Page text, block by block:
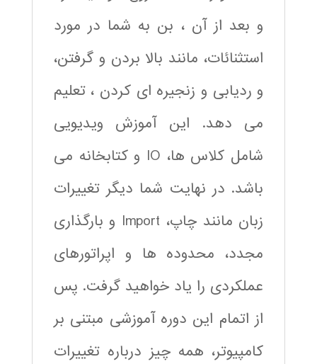
و بعد از آن ، بن به شما در مورد
استثنائات، مانند بالا بردن و گرفتن،
و ردیابی و زنجیره ای کردن ، تعلیم
می دهد. این آموزش ویدیویی
شامل کلاس ها، IO و کتابخانه می
باشد. در نهایت شما دیگر تغییرات
زبان مانند چاپ، Import و بارگذاری
مجدد، محدوده ها و اپراتورهای
عملکردی را یاد خواهید گرفت. پس
از اتمام این دوره آموزشی مبتنی بر
کامپیوتر، همه چیز درباره تغییرات